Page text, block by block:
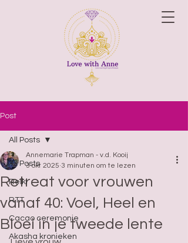
Post
All Posts
Reiki
RTT
Cacao ceremonie
Akasha kronieken
All Posts
Retreat voor vrouwen
vanaf 40: Voel, Heel en
Bloei in je tweede lente
Annemarie Trapman - v.d. Kooij
3 okt 2025 3 minuten om te lezen